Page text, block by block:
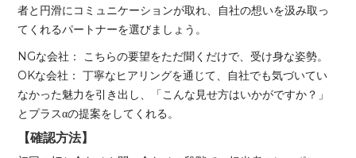
者と円滑にコミュニケーションが取れ、自社の想いを汲み取っ
てくれるパートナーを選びましょう。
NGな会社： こちらの要望をただ聞くだけで、受け身な姿勢。
OKな会社： 丁寧なヒアリングを通じて、自社でも気づいてい
なかった魅力を引き出し、「こんな見せ方はいかがですか？」
とプラスαの提案をしてくれる。
【確認方法】